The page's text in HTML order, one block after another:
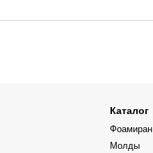
Каталог
Фоамиран
Молды